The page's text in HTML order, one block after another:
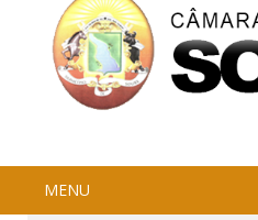
MENU